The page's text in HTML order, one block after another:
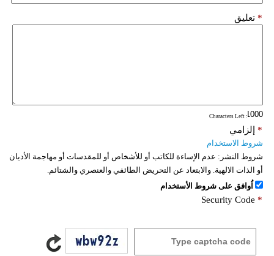
تعليق *
: Characters Left
إلزامي *
شروط الاستخدام
شروط النشر: عدم الإساءة للكاتب أو للأشخاص أو للمقدسات أو مهاجمة الأديان
أو الذات الالهية. والابتعاد عن التحريض الطائفي والعنصري والشتائم.
اُوافق على شروط الأستخدام
Security Code *